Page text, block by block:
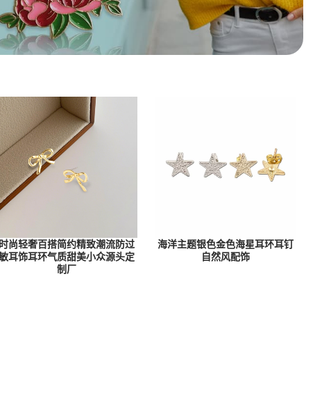
时尚轻奢百搭简约精致潮流防过
耳饰耳环气质甜美小众源头定
制厂
海洋主题银色金色海星耳环耳钉
自然风配饰